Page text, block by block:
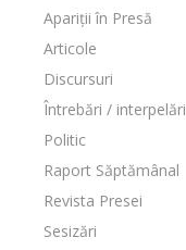
Apariții în Presă
Articole
Discursuri
Întrebări / interpelări
Politic
Raport Săptămânal
Revista Presei
Sesizări